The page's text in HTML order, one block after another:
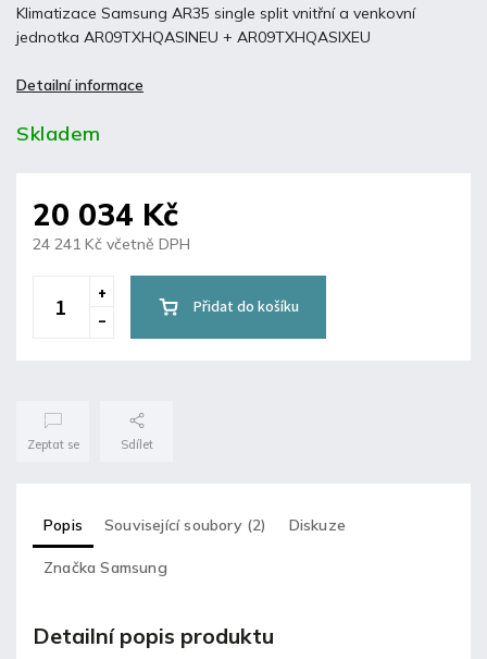
Klimatizace Samsung AR35 single split vnitřní a venkovní
jednotka AR09TXHQASINEU + AR09TXHQASIXEU
Detailní informace
Skladem
20 034 Kč
24 241 Kč včetně DPH
Přidat do košíku
Zeptat se Sdílet
Popis Související soubory (2) Diskuze
Značka Samsung
Detailní popis produktu